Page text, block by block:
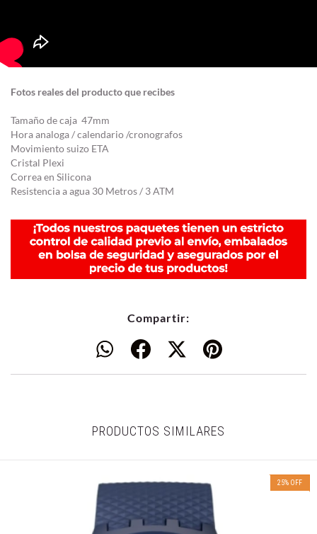
Fotos reales del producto que recibes
Tamaño de caja 47mm
Hora analoga / calendario /cronografos
Movimiento suizo ETA
Cristal Plexi
Correa en Silicona
Resistencia a agua 30 Metros / 3 ATM
Compartir:
PRODUCTOS SIMILARES
25% OFF